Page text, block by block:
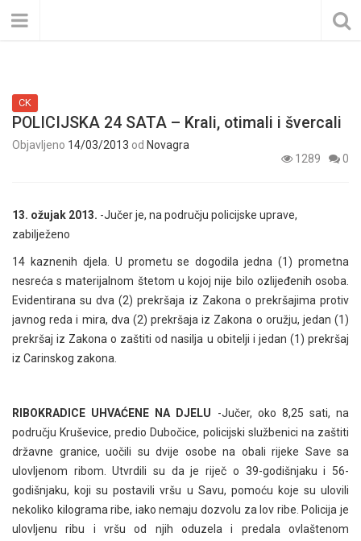
CK
POLICIJSKA 24 SATA – Krali, otimali i švercali
Objavljeno 14/03/2013 od Novagra
1289
0
13. ožujak 2013. -Jučer je, na području policijske uprave,
zabilježeno
14 kaznenih djela. U prometu se dogodila jedna (1) prometna
nesreća s materijalnom štetom u kojoj nije bilo ozlijeđenih osoba.
Evidentirana su dva (2) prekršaja iz Zakona o prekršajima protiv
javnog reda i mira, dva (2) prekršaja iz Zakona o oružju, jedan (1)
prekršaj iz Zakona o zaštiti od nasilja u obitelji i jedan (1) prekršaj
iz Carinskog zakona.
RIBOKRADICE UHVAĆENE NA DJELU -Jučer, oko 8,25 sati, na
području Kruševice, predio Dubočice, policijski službenici na zaštiti
državne granice, uočili su dvije osobe na obali rijeke Save sa
ulovljenom ribom. Utvrdili su da je riječ o 39-godišnjaku i 56-
godišnjaku, koji su postavili vršu u Savu, pomoću koje su ulovili
nekoliko kilograma ribe, iako nemaju dozvolu za lov ribe. Policija je
ulovljenu ribu i vršu od njih oduzela i predala ovlaštenom